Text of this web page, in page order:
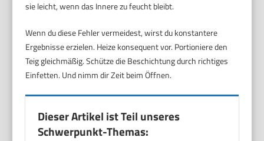
sie leicht, wenn das Innere zu feucht bleibt.
Wenn du diese Fehler vermeidest, wirst du konstantere
Ergebnisse erzielen. Heize konsequent vor. Portioniere den
Teig gleichmäßig. Schütze die Beschichtung durch richtiges
Einfetten. Und nimm dir Zeit beim Öffnen.
Dieser Artikel ist Teil unseres
Schwerpunkt-Themas: